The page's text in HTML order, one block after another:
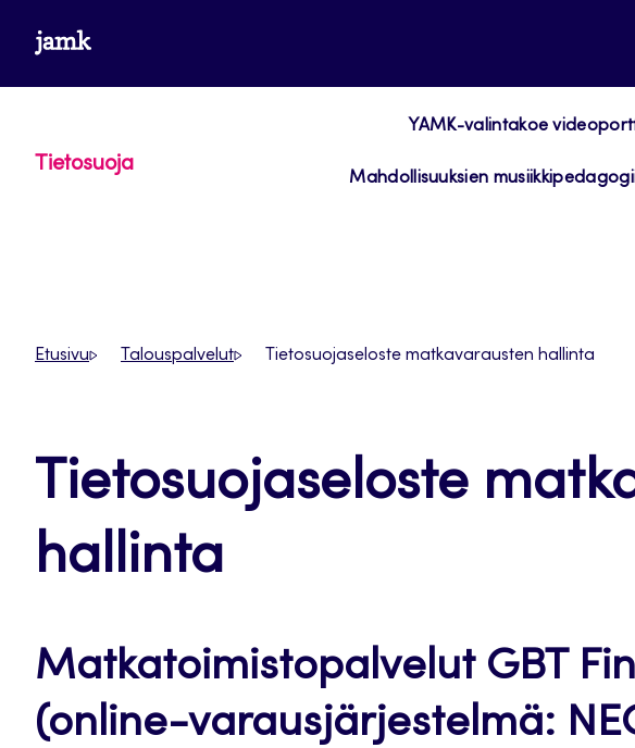
suoraan
sisältöön
www.jamk.fi
Tietosuoja
YAMK-valintakoe
Mahdollisuuksien
Etusivu Talouspalvelut Tietosuojaseloste matkavarausten hallinta
Tietosuojaseloste
hallinta
Matkatoimistopalvelut GBT
(online-varausjärjestelmä: